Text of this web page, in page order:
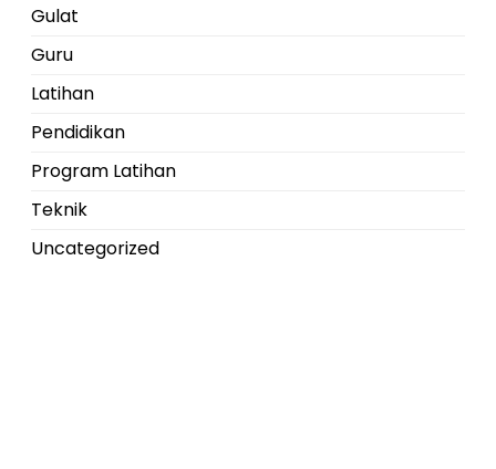
Gulat
Guru
Latihan
Pendidikan
Program Latihan
Teknik
Uncategorized